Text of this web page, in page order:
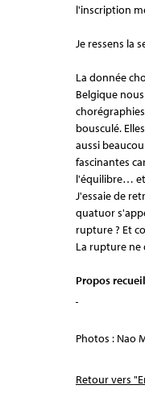
l'inscription
Je ressens la
La donnée
Belgique
bousculé.
aussi
fascinantes
l'équilibre…
J'essaie de
quatuor
rupture ? Et
La rupture ne
Propos
Photos : Nao
Retour vers